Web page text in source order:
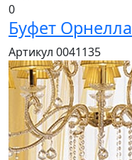
0
Буфет Орнелла
Артикул 0041135